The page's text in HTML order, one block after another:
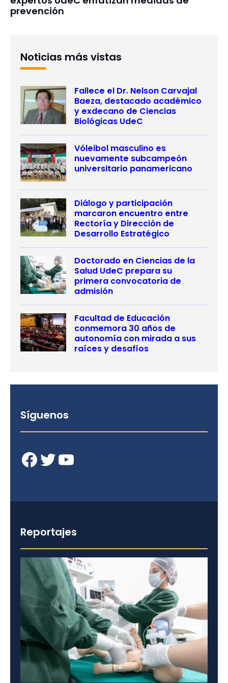
prevención
Noticias más vistas
Fallece el Dr. Nelson Carvajal
Baeza, destacado académico
y exdecano de Ciencias
Biológicas UdeC
Vóleibol masculino es
nuevamente subcampeón
universitario panamericano
Diálogo y participación
marcaron encuentro entre
Rectoría y Dirección de
Desarrollo Estratégico
Doctorado en Ciencias de la
Salud UdeC prepara su
primera convocatoria de
admisión
Facultad de Educación
conmemora 30 años de
autonomía con mirada a sus
raíces y desafíos
Síguenos
Facebook Twitter YouTube
Reportajes